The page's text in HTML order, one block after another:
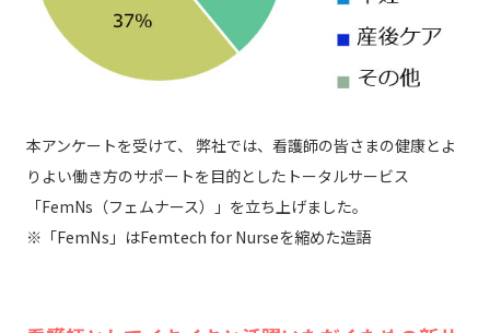
本アンケートを受けて、 弊社では、看護師の皆さまの健康とよ
りよい働き方のサポートを目的としたトータルサービス
「FemNs（フェムナース）」を立ち上げました。
※「FemNs」はFemtech for Nurseを縮めた造語